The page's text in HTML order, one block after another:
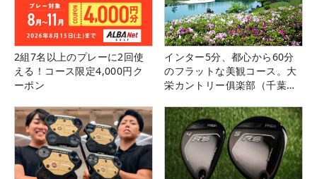
2組7名以上のプレーに2回使
える！コース限定4,000円ク
ーポン
インター5分、都心から60分
のフラットな美観コース。大
栄カントリー俱楽部（千葉